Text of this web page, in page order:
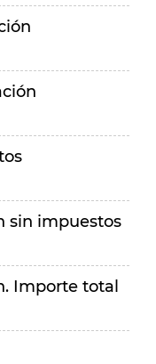
sin impuestos
Importe total